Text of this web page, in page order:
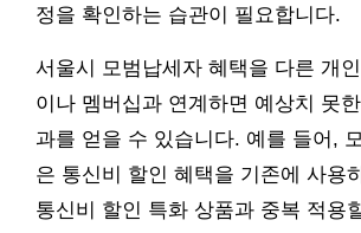
정을 확인하는 습관이 필요합니다.
서울시 모범납세자 혜택을 다른 개
이나 멤버십과 연계하면 예상치 못
과를 얻을 수 있습니다. 예를 들어,
은 통신비 할인 혜택을 기존에 사용
통신비 할인 특화 상품과 중복 적용